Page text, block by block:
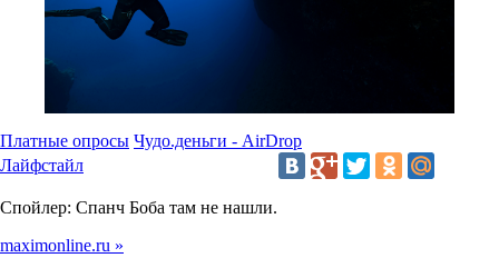
Платные опросы Чудо.деньги - AirDrop
Лайфстайл
Спойлер: Спанч Боба там не нашли.
maximonline.ru »